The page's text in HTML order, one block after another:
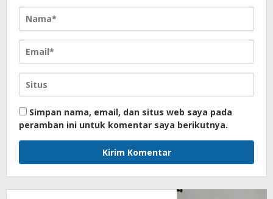
Simpan nama, email, dan situs web saya pada
peramban ini untuk komentar saya berikutnya.